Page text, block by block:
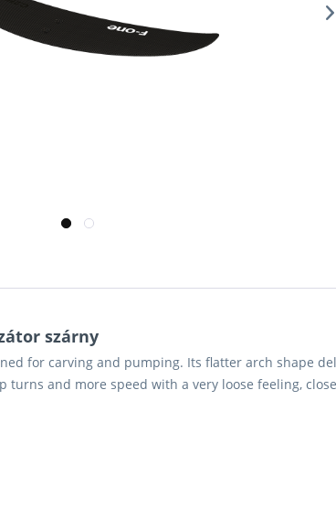
szárny
for carving and pumping. Its flatter arch shape
turns and more speed with a very loose feeling,